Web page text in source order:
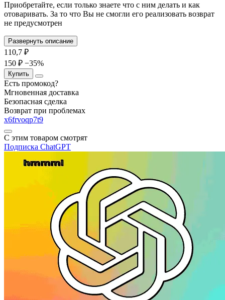
Приобретайте, если только знаете что с ним делать и как
отоваривать. За то что Вы не смогли его реализовать возврат
не предусмотрен
Развернуть описание
110,7 ₽
150 ₽ −35%
Купить
Есть промокод?
Мгновенная доставка
Безопасная сделка
Возврат при проблемах
x6frvoqp7t9
С этим товаром смотрят
Подписка ChatGPT